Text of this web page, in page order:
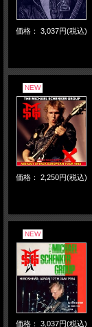
価格： 3,037円(税込)
NEW
価格： 2,250円(税込)
NEW
価格： 3,037円(税込)